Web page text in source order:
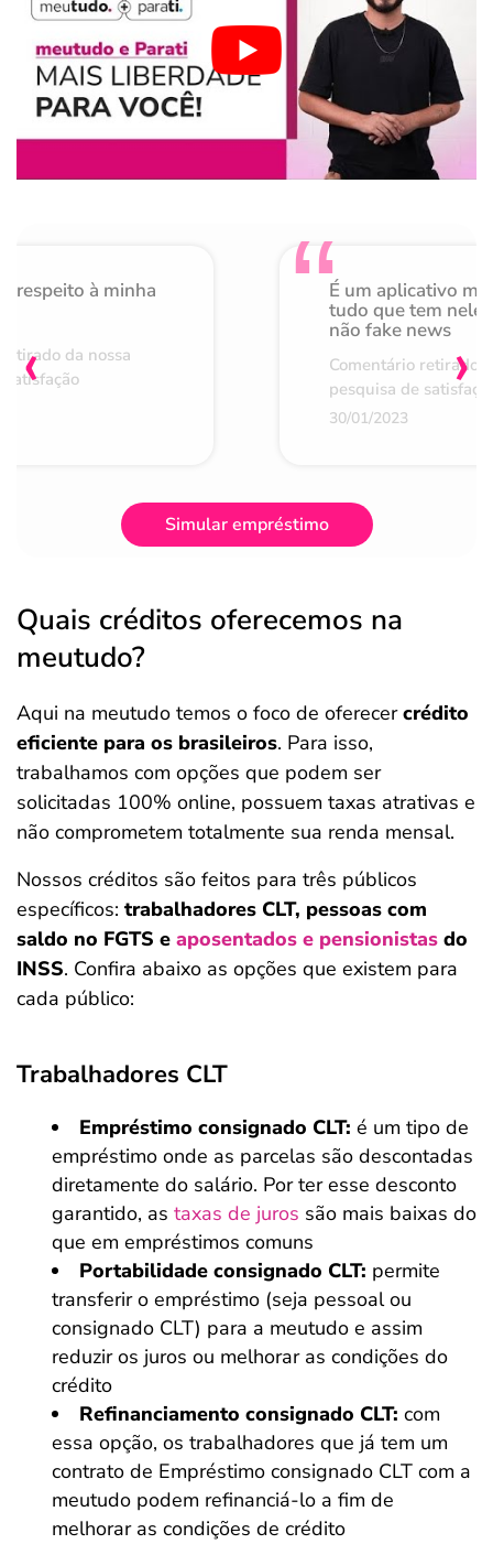
respeito à minha
da nossa
É um aplicativo
tudo que tem nele
não fake news
Comentário retirado
pesquisa de
30/01/2023
‹ ›
Simular empréstimo
Quais créditos oferecemos na
meutudo?
Aqui na meutudo temos o foco de oferecercrédito
eficiente para os brasileiros. Para isso,
trabalhamos com opções que podem ser
solicitadas 100% online, possuem taxas atrativas e
não comprometem totalmente sua renda mensal.
Nossos créditos são feitos para três públicos
específicos: trabalhadores CLT, pessoas com
saldo no FGTS e aposentados e pensionistas do
INSS. Confira abaixo as opções que existem para
cada público:
Trabalhadores CLT
Empréstimo consignado CLT: é um tipo de
empréstimo onde as parcelas são descontadas
diretamente do salário. Por ter esse desconto
garantido, as taxas de juros são mais baixas do
que em empréstimos comuns
Portabilidade consignado CLT: permite
transferir o empréstimo (seja pessoal ou
consignado CLT) para a meutudo e assim
reduzir os juros ou melhorar as condições do
crédito
Refinanciamento consignado CLT: com
essa opção, os trabalhadores que já tem um
contrato de Empréstimo consignado CLT com a
meutudo podem refinanciá-lo a fim de
melhorar as condições de crédito